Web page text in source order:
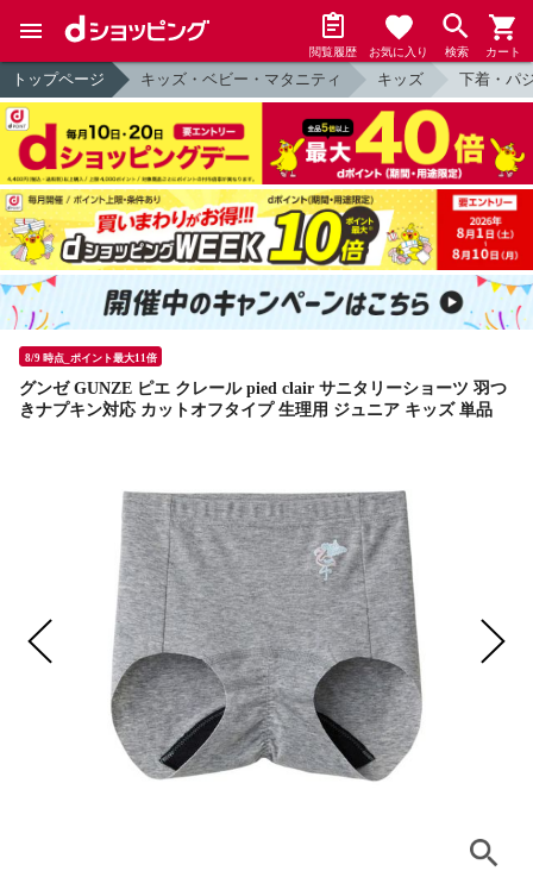
閲覧履歴 お気に入り 検索 カート
トップページ キッズ・ベビー・マタニティ キッズ 下着・パ
8/9 時点_ポイント最大11倍
グンゼ GUNZE ピエ クレール pied clair サニタリーショーツ 羽つ
きナプキン対応 カットオフタイプ 生理用 ジュニア キッズ 単品